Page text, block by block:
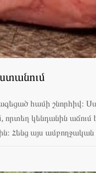
համի շնորհիվ։
կենդանին աճում
Հենց այս